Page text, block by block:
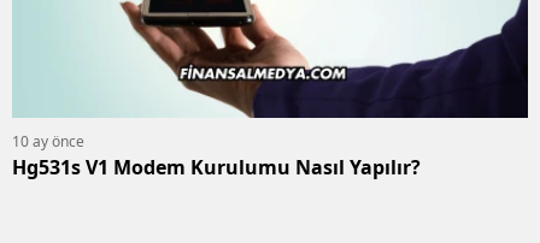
10 ay önce
Hg531s V1 Modem Kurulumu Nasıl Yapılır?